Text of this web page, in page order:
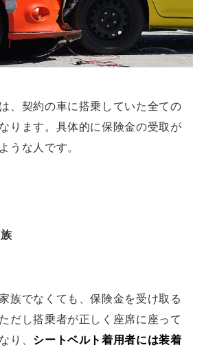
、契約の車に搭乗していた全ての
ります。具体的に保険金の受取が
うな人です。
族でなくても、保険金を受け取る
だし搭乗者が正しく座席に座って
り、 シートベルト着用者には装着